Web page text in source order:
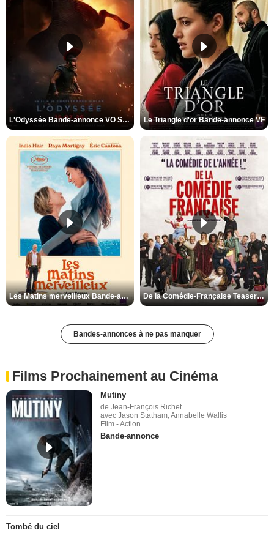
L'Odyssée Bande-annonce VO STFR Le Triangle d'or Bande-annonce VF
Les Matins merveilleux Bande-annonce VF De la Comédie-Française Teaser VF
Bandes-annonces à ne pas manquer
Films Prochainement au Cinéma
Mutiny
de Jean-François Richet
avec Jason Statham, Annabelle Wallis
Film - Action
Bande-annonce
Tombé du ciel